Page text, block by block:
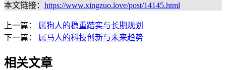
本文链接： https://www.xingzuo.love/post/14145.html
上一篇： 属狗人的稳重踏实与长期规划
下一篇： 属马人的科技创新与未来趋势
相关文章